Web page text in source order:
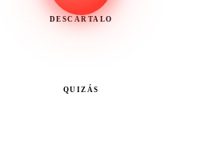
DESCÁRTALO
QUIZÁS